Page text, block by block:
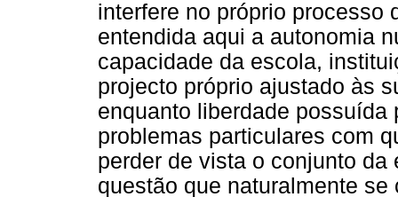
interfere no próprio processo
entendida aqui a autonomia
capacidade da escola,
projecto próprio ajustado às
enquanto liberdade
problemas particulares com
perder de vista o conjunto
questão que naturalmente